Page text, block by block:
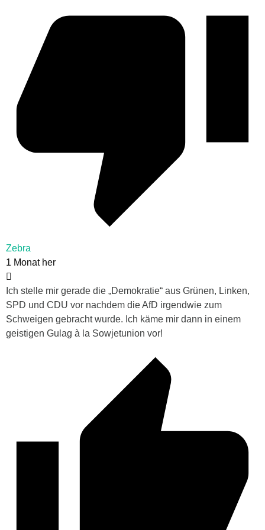
Zebra
1 Monat her
Ich stelle mir gerade die „Demokratie“ aus Grünen, Linken,
SPD und CDU vor nachdem die AfD irgendwie zum
Schweigen gebracht wurde. Ich käme mir dann in einem
geistigen Gulag à la Sowjetunion vor!